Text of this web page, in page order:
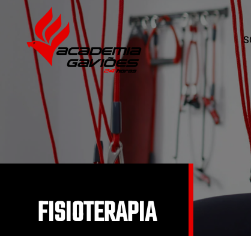
Skip to main content
FISIOTERAPIA